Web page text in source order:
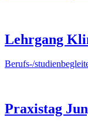
Lehrgang
Berufs-/
Praxistag